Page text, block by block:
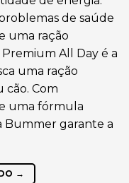
de saúde
uma ração
All Day é a
uma ração
cão. Com
uma fórmula
Bummer garante a
→